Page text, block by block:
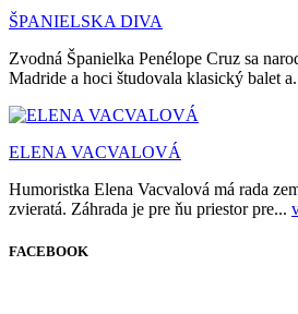
ŠPANIELSKA DIVA
Zvodná Španielka Penélope Cruz sa
Madride a hoci študovala klasický balet
ELENA VACVALOVÁ
Humoristka Elena Vacvalová má rada
zvieratá. Záhrada je pre ňu priestor pre...
FACEBOOK